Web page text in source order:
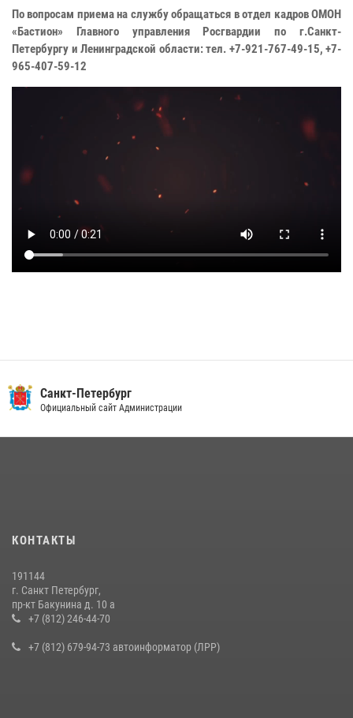
По вопросам приема на службу обращаться в отдел кадров ОМОН
«Бастион» Главного управления Росгвардии по г.Санкт-
Петербургу и Ленинградской области: тел. +7-921-767-49-15, +7-
965-407-59-12
Санкт-Петербург
Официальный сайт Администрации
КОНТАКТЫ
191144
г. Санкт Петербург,
пр-кт Бакунина д. 10 а
+7 (812) 246-44-70
+7 (812) 679-94-73 автоинформатор (ЛРР)